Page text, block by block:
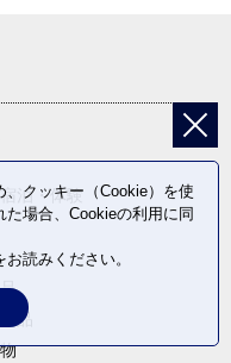
泊・体験
品
クッキー（Cookie）を使
場合、Cookieの利用に同
お読みください。